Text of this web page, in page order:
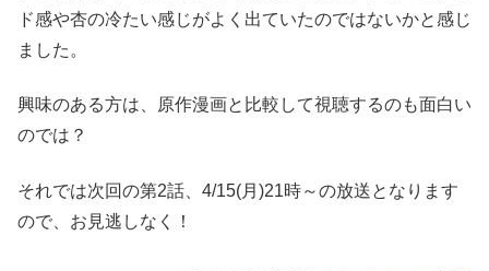
ド感や杏の冷たい感じがよく出ていたのではないかと感じ
ました。
興味のある方は、原作漫画と比較して視聴するのも面白い
のでは？
それでは次回の第2話、4/15(月)21時～の放送となります
ので、お見逃しなく！